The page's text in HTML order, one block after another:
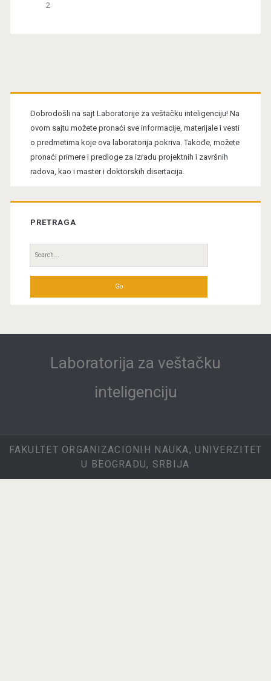
2
Primary
Sidebar
Dobrodošli na sajt Laboratorije za veštačku inteligenciju! Na
ovom sajtu možete pronaći sve informacije, materijale i vesti
o predmetima koje ova laboratorija pokriva. Takođe, možete
pronaći primere i predloge za izradu projektnih i završnih
radova, kao i master i doktorskih disertacija.
PRETRAGA
Search
for:
Laboratorija za veštačku
inteligenciju
FAKULTET ORGANIZACIONIH NAUKA, UNIVERZITET
U BEOGRADU, SRBIJA